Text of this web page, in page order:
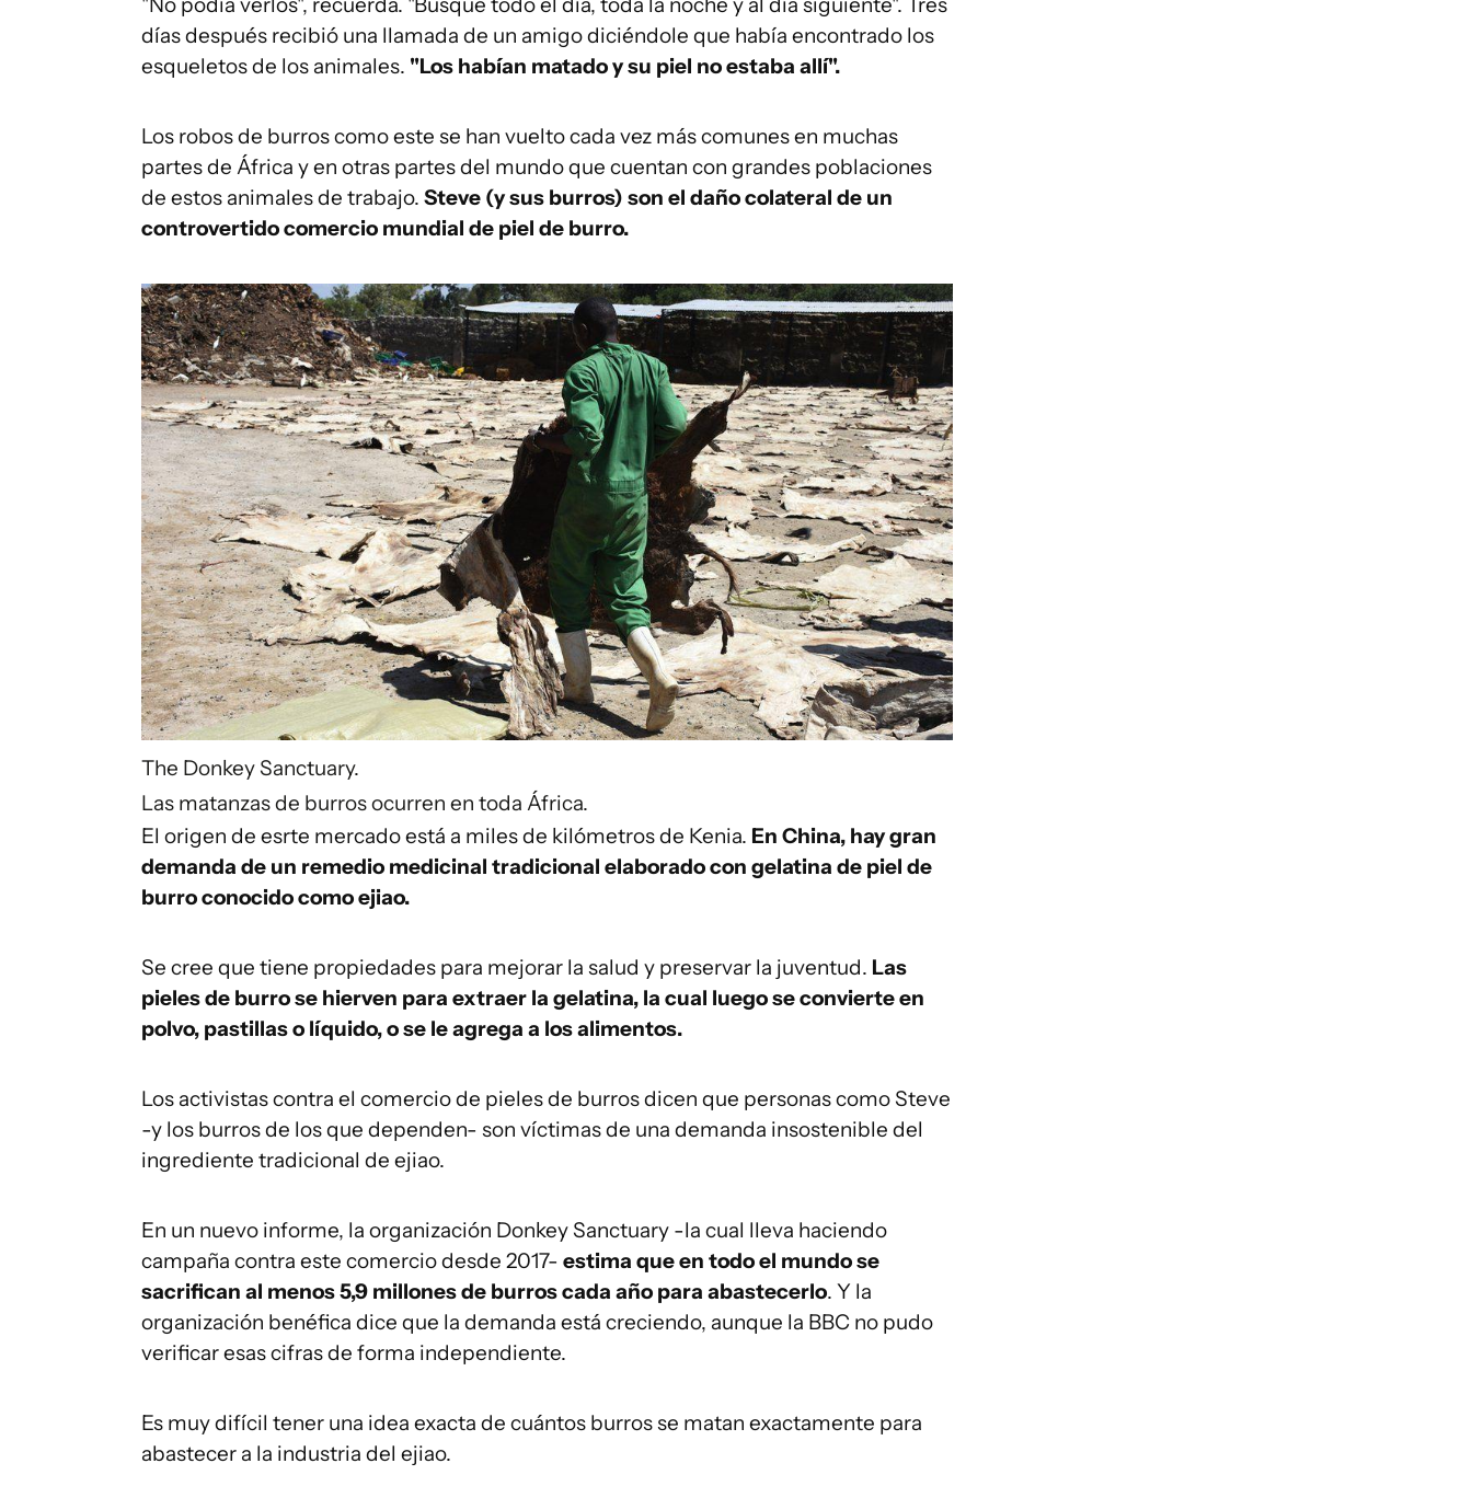
"No podía verlos", recuerda. "Busqué todo el día, toda la noche y al día siguiente". Tres
días después recibió una llamada de un amigo diciéndole que había encontrado los
esqueletos de los animales. "Los habían matado y su piel no estaba allí".
Los robos de burros como este se han vuelto cada vez más comunes en muchas
partes de África y en otras partes del mundo que cuentan con grandes poblaciones
de estos animales de trabajo. Steve (y sus burros) son el daño colateral de un
controvertido comercio mundial de piel de burro.
The Donkey Sanctuary.
Las matanzas de burros ocurren en toda África.
El origen de esrte mercado está a miles de kilómetros de Kenia. En China, hay gran
demanda de un remedio medicinal tradicional elaborado con gelatina de piel de
burro conocido como ejiao.
Se cree que tiene propiedades para mejorar la salud y preservar la juventud. Las
pieles de burro se hierven para extraer la gelatina, la cual luego se convierte en
polvo, pastillas o líquido, o se le agrega a los alimentos.
Los activistas contra el comercio de pieles de burros dicen que personas como Steve
-y los burros de los que dependen- son víctimas de una demanda insostenible del
ingrediente tradicional de ejiao.
En un nuevo informe, la organización Donkey Sanctuary -la cual lleva haciendo
campaña contra este comercio desde 2017- estima que en todo el mundo se
sacrifican al menos 5,9 millones de burros cada año para abastecerlo. Y la
organización benéfica dice que la demanda está creciendo, aunque la BBC no pudo
verificar esas cifras de forma independiente.
Es muy difícil tener una idea exacta de cuántos burros se matan exactamente para
abastecer a la industria del ejiao.